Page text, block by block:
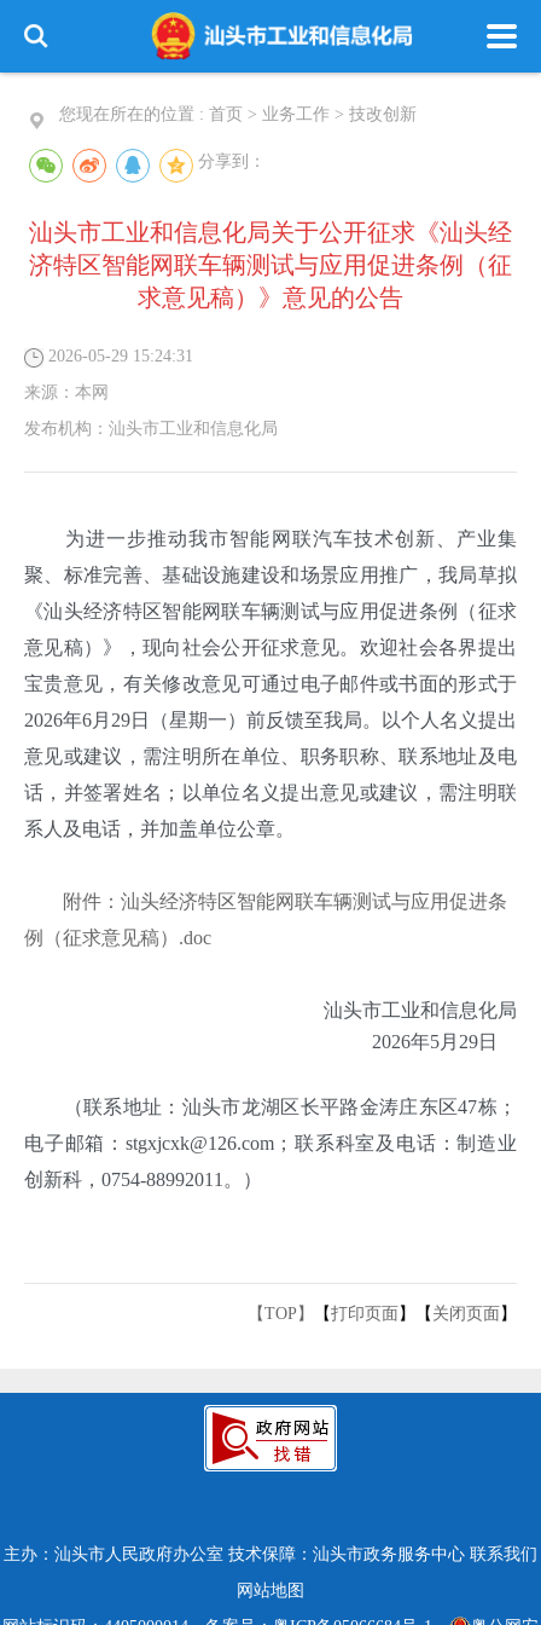
您现在所在的位置 : 首页 > 业务工作 > 技改创新
分享到：
汕头市工业和信息化局关于公开征求《汕头经
济特区智能网联车辆测试与应用促进条例（征
求意见稿）》意见的公告
2026-05-29 15:24:31
来源： 本网
发布机构： 汕头市工业和信息化局
为进一步推动我市智能网联汽车技术创新、产业集
聚、标准完善、基础设施建设和场景应用推广，我局草拟
《汕头经济特区智能网联车辆测试与应用促进条例（征求
意见稿）》，现向社会公开征求意见。欢迎社会各界提出
宝贵意见，有关修改意见可通过电子邮件或书面的形式于
2026年6月29日（星期一）前反馈至我局。以个人名义提出
意见或建议，需注明所在单位、职务职称、联系地址及电
话，并签署姓名；以单位名义提出意见或建议，需注明联
系人及电话，并加盖单位公章。
附件：汕头经济特区智能网联车辆测试与应用促进条
例（征求意见稿）.doc
汕头市工业和信息化局
2026年5月29日
（联系地址：汕头市龙湖区长平路金涛庄东区47栋；
电子邮箱：stgxjcxk@126.com；联系科室及电话：制造业
创新科，0754-88992011。）
【TOP】 【打印页面 】【 关闭页面 】
主办：汕头市人民政府办公室 技术保障：汕头市政务服务中心 联系我们
网站地图